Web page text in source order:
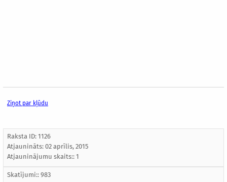
Ziņot par kļūdu
Raksta ID: 1126
Atjaunināts: 02 aprīlis, 2015
Atjauninājumu skaits:: 1
Skatījumi:: 983